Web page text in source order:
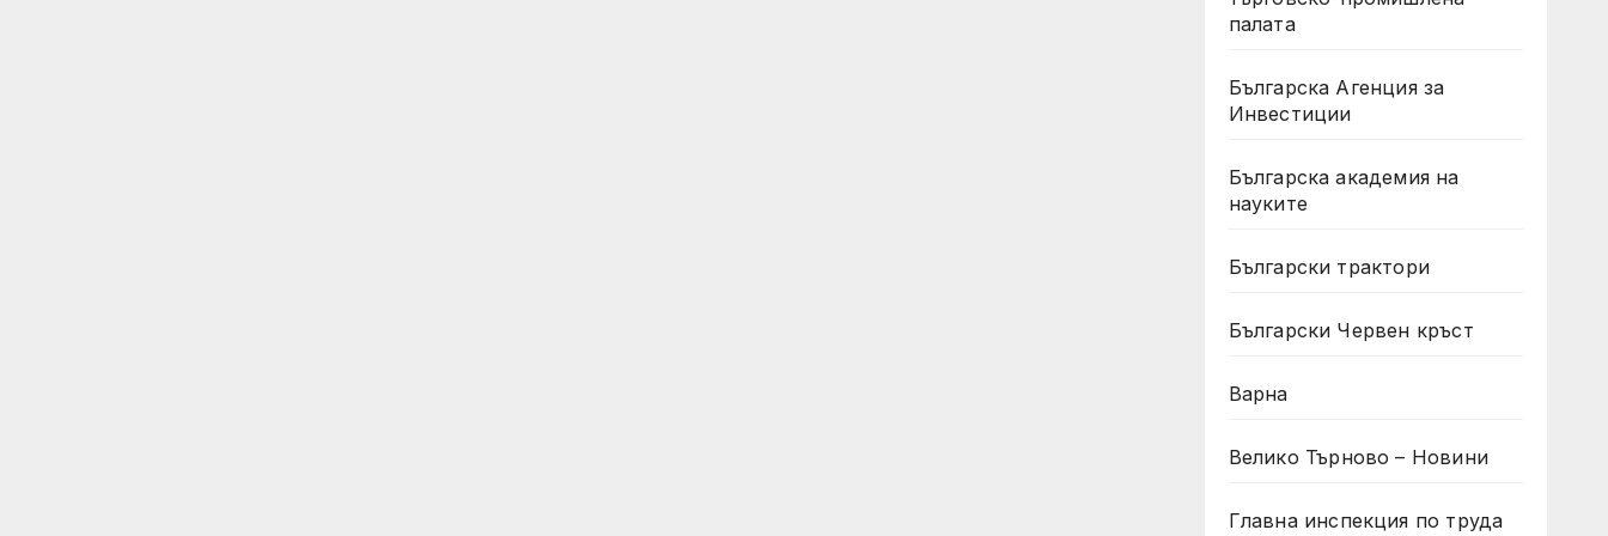
палата
Българска Агенция за
Инвестиции
Българска академия на
науките
Български трактори
Български Червен кръст
Варна
Велико Търново – Новини
Главна инспекция по труда